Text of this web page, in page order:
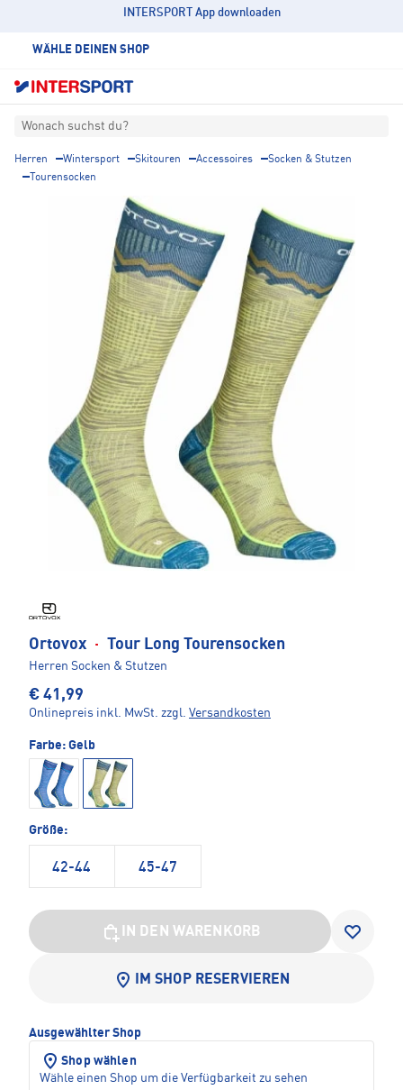
INTERSPORT App downloaden
WÄHLE DEINEN SHOP
Wonach suchst du?
Herren Wintersport Skitouren Accessoires
Socken & Stutzen
Tourensocken
Ortovox · Tour Long Tourensocken
Herren Socken & Stutzen
€ 41,99
Onlinepreis inkl. MwSt. zzgl. Versandkosten
Farbe: Gelb
Größe:
42-44 45-47
IN DEN WARENKORB
IM SHOP RESERVIEREN
Ausgewählter Shop
Shop wählen
Wähle einen Shop um die Verfügbarkeit zu sehen